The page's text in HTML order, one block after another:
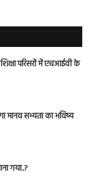
परिसरों में एचआईवी के
मानव सभ्यता का भविष्य
गया..?